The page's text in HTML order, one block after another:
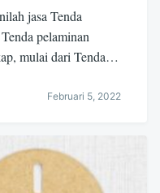
jasa Tenda
pelaminan
mulai dari Tenda…
Februari 5, 2022